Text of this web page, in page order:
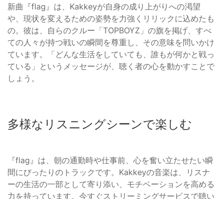
新曲『flag』は、Kakkeyが自身の成り上がりへの渇望
や、現状を変えるための姿勢を力強くリリックに込めたも
の。彼は、自らのクルー「TOPBOYZ」の旗を掲げ、すべ
ての人々が持つ戦いの瞬間を尊重し、その意味を問いかけ
ています。「どんな生活をしていても、誰もが何かと戦っ
ている」というメッセージが、聴く者の心を動かすことで
しょう。
多様なリスニングシーンで楽しむ
『flag』は、朝の通勤時や仕事前、心を奮い立たせたい瞬
間にぴったりのトラックです。Kakkeyの音楽は、リスナ
ーの生活の一部として寄り添い、モチベーションを高める
力を持っています。今すぐストリーミングサービスで聴い